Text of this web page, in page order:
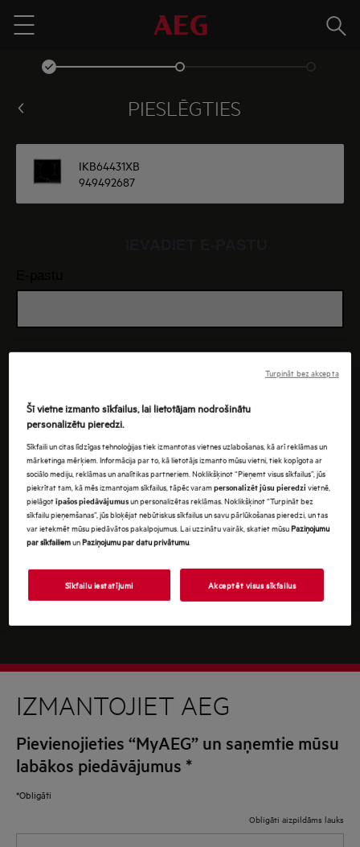
Menu
PIESLĒGTIES
IKB64431XB
949492687
Lai uzzinātu, kā mēs apstrādājam jūsu personas
datus, lūdzu, iepazīstieties ar mūsu
ziņojumu.
IZMANTOJIET AEG
Pievienojieties “MyAEG” un saņemtie mūsu
labākos piedāvājumus *
*Obligāti
Obligāti aizpildāms lauks
Šī vietne izmanto sīkfailus, lai lietotājam nodrošinātu
personalizētu pieredzi.
Sīkfaili un citas līdzīgas tehnoloģijas tiek izmantotas vietnes uzlabošanas, kā arī reklāmas un
mārketinga mērķiem. Informācija par to, kā lietotājs izmanto mūsu vietni, tiek kopīgota ar
sociālo mediju, reklāmas un analītikas partneriem. Noklikšķinot “Pieņemt visus sīkfailus”, jūs
piekrītat tam, kā mēs izmantojam sīkfailus, tāpēc varampersonalizēt jūsu pieredzivietnē,
pielāgotīpašos piedāvājumusun personalizētas reklāmas. Noklikšķinot “Turpināt bez
sīkfailu pieņemšanas”, jūs bloķējat nebūtiskus sīkfailus un savu pārlūkošanas pieredzi, un tas
var ietekmēt mūsu piedāvātos pakalpojumus. Lai uzzinātu vairāk, skatiet mūsuPaziņojumu
par sīkfailiemunPaziņojumu par datu privātumu.
Sīkfailu iestatījumi Akceptēt visus sīkfailus
Turpināt bez akcepta